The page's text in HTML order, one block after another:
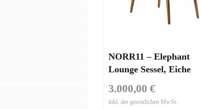
NORR11 – Elephant
Lounge Sessel, Eiche
white
3.000,00 €
inkl. der gesetzlichen MwSt.